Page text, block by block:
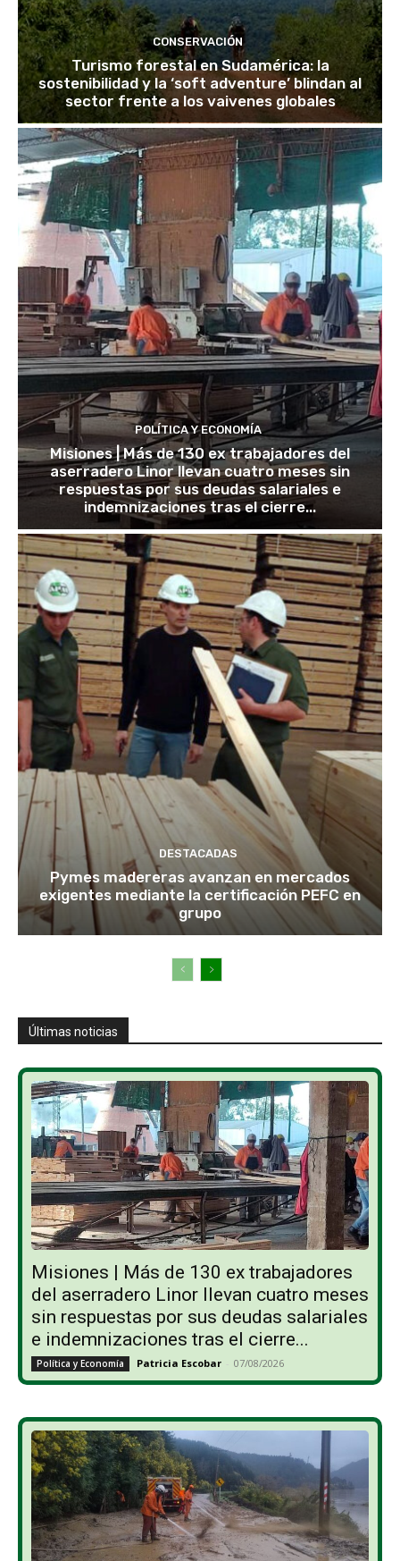
CONSERVACIÓN
Turismo forestal en Sudamérica: la
sostenibilidad y la ‘soft adventure’ blindan al
sector frente a los vaivenes globales
POLÍTICA Y ECONOMÍA
Misiones | Más de 130 ex trabajadores del
aserradero Linor llevan cuatro meses sin
respuestas por sus deudas salariales e
indemnizaciones tras el cierre...
DESTACADAS
Pymes madereras avanzan en mercados
exigentes mediante la certificación PEFC en
grupo
Últimas noticias
Misiones | Más de 130 ex trabajadores
del aserradero Linor llevan cuatro meses
sin respuestas por sus deudas salariales
e indemnizaciones tras el cierre...
Política y Economía Patricia Escobar - 07/08/2026